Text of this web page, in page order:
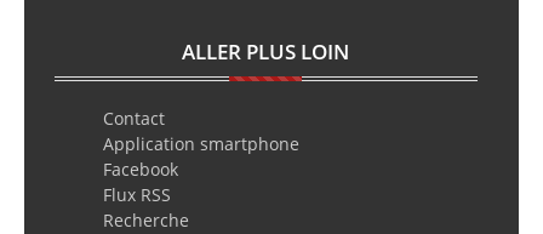
ALLER PLUS LOIN
Contact
Application smartphone
Facebook
Flux RSS
Recherche